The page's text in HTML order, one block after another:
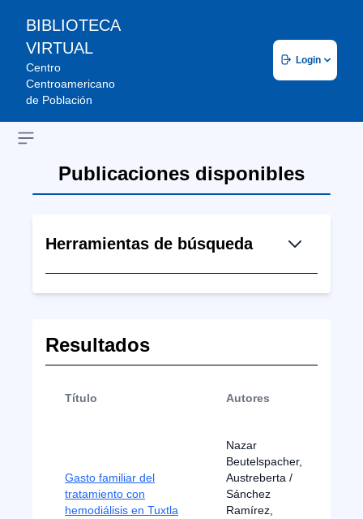
BIBLIOTECA
VIRTUAL
Centro
Centroamericano
de Población
Login
Open sidebar
Publicaciones disponibles
Herramientas de búsqueda
Resultados
Título Autores
Gasto familiar del
tratamiento con
hemodiálisis en Tuxtla
Nazar
Beutelspacher,
Austreberta /
Sánchez
Ramírez,